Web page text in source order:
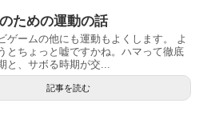
ための運動の話
ゲームの他にも運動もよくします。 よ
とちょっと嘘ですかね。ハマって徹底
と、サボる時期が交...
記事を読む